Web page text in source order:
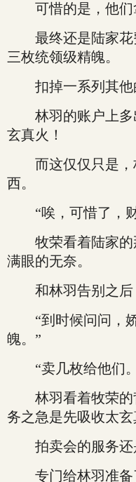
可惜的是，他们
最终还是陆家花
三枚统领级精魄。
扣掉一系列其他
林羽的账户上多
玄真火！
而这仅仅只是，
西。
“唉，可惜了，财
牧荣看着陆家的
满眼的无奈。
和林羽告别之后
“到时候问问，娇
魄。”
“卖几枚给他们
林羽看着牧荣的
务之急是先吸收太玄
拍卖会的服务还
专门给林羽准备